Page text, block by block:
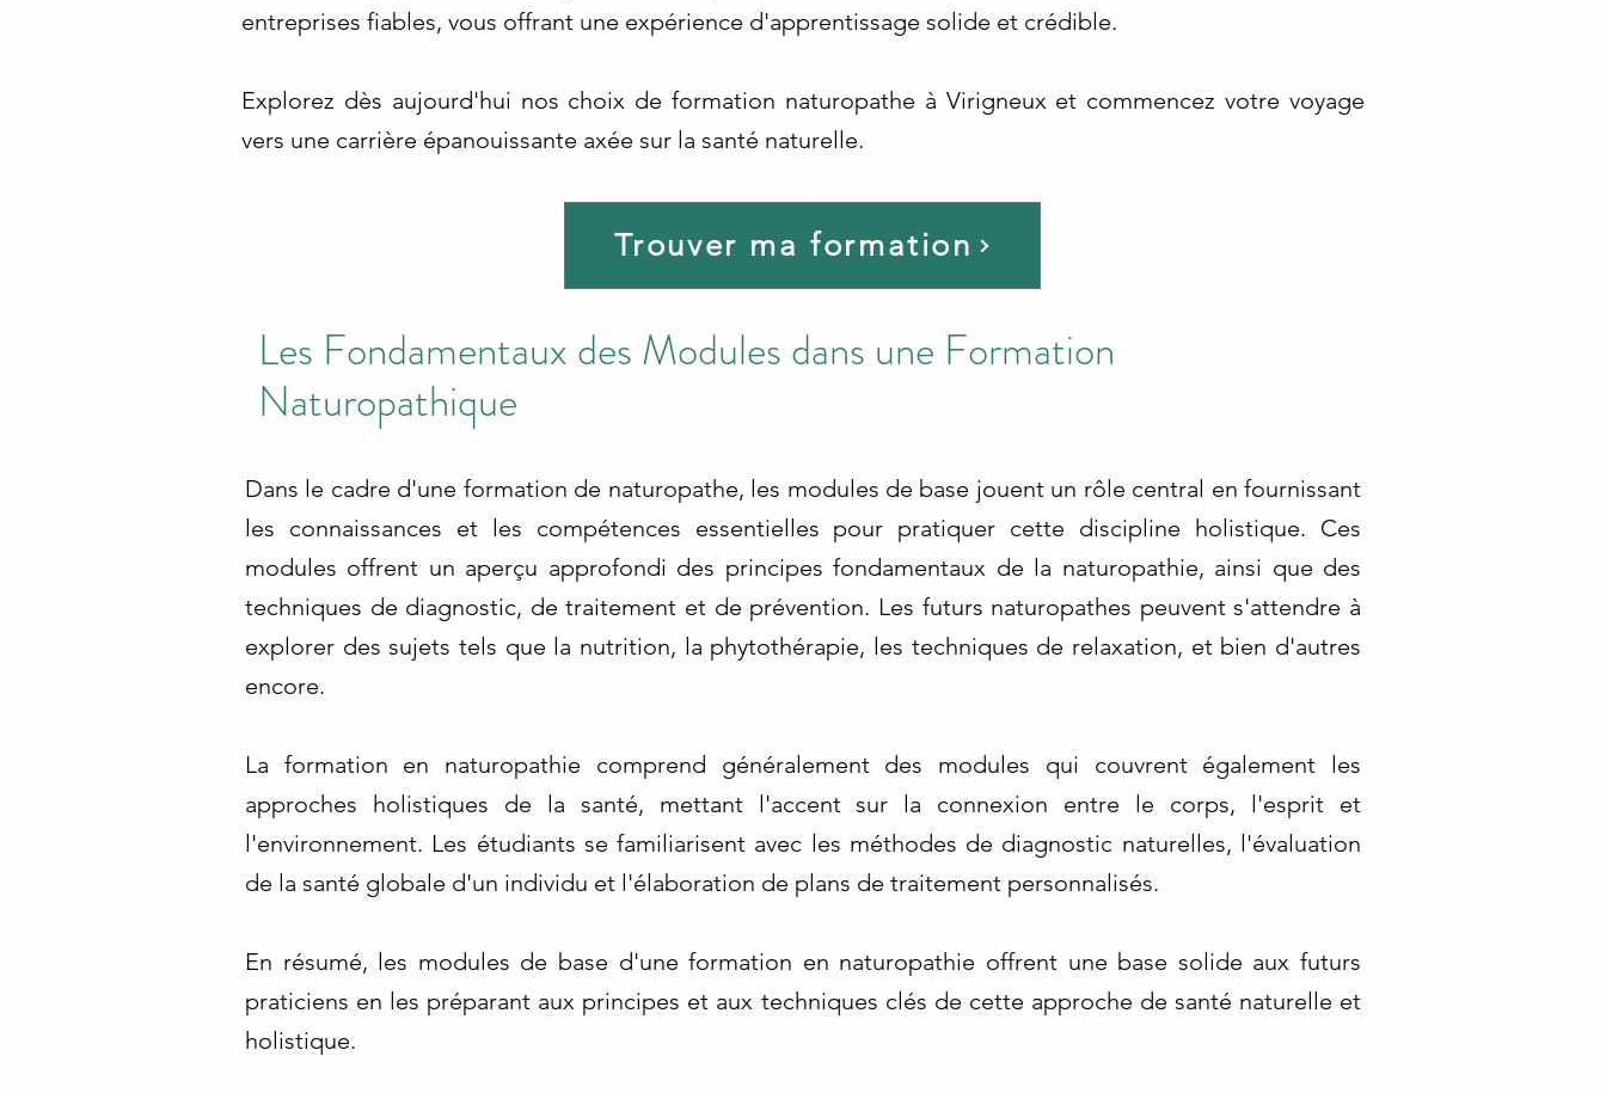
entreprises fiables, vous offrant une expérience d'apprentissage solide et crédible.
Explorez dès aujourd'hui nos choix de formation naturopathe à Virigneux et commencez votre voyage
vers une carrière épanouissante axée sur la santé naturelle.
Trouver ma formation
Les Fondamentaux des Modules dans une Formation
Naturopathique
Dans le cadre d'une formation de naturopathe, les modules de base jouent un rôle central en fournissant
les connaissances et les compétences essentielles pour pratiquer cette discipline holistique. Ces
modules offrent un aperçu approfondi des principes fondamentaux de la naturopathie, ainsi que des
techniques de diagnostic, de traitement et de prévention. Les futurs naturopathes peuvent s'attendre à
explorer des sujets tels que la nutrition, la phytothérapie, les techniques de relaxation, et bien d'autres
encore.
La formation en naturopathie comprend généralement des modules qui couvrent également les
approches holistiques de la santé, mettant l'accent sur la connexion entre le corps, l'esprit et
l'environnement. Les étudiants se familiarisent avec les méthodes de diagnostic naturelles, l'évaluation
de la santé globale d'un individu et l'élaboration de plans de traitement personnalisés.
En résumé, les modules de base d'une formation en naturopathie offrent une base solide aux futurs
praticiens en les préparant aux principes et aux techniques clés de cette approche de santé naturelle et
holistique.